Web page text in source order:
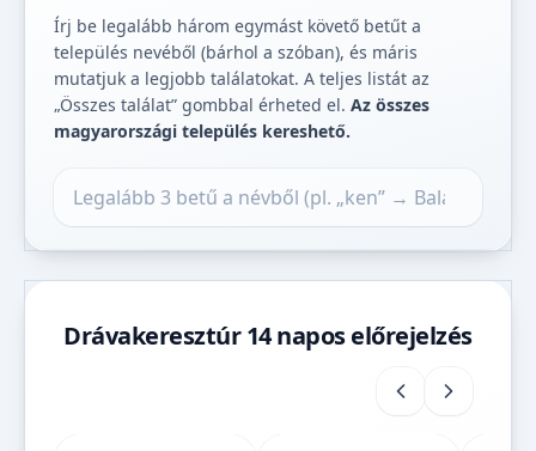
Írj be legalább három egymást követő betűt a
település nevéből (bárhol a szóban), és máris
mutatjuk a legjobb találatokat. A teljes listát az
„Összes találat” gombbal érheted el. Az összes
magyarországi település kereshető.
Drávakeresztúr 14 napos előrejelzés